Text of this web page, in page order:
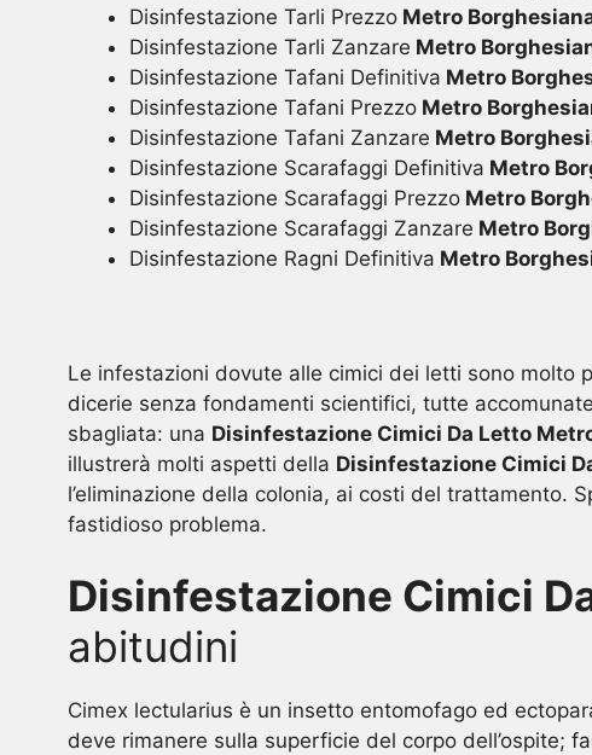
Disinfestazione Tarli Prezzo Metro
Disinfestazione Tarli Zanzare Metro
Disinfestazione Tafani Definitiva Metro
Disinfestazione Tafani Prezzo Metro
Disinfestazione Tafani Zanzare Metro
Disinfestazione Scarafaggi Definitiva Metro
Disinfestazione Scarafaggi Prezzo Metro
Disinfestazione Scarafaggi Zanzare Metro
Disinfestazione Ragni Definitiva Metro
Le infestazioni dovute alle cimici dei letti sono molto
dicerie senza fondamenti scientifici, tutte
sbagliata: una Disinfestazione Cimici Da Letto
illustrerà molti aspetti della Disinfestazione Cimici
l’eliminazione della colonia, ai costi del trattamento.
fastidioso problema.
Disinfestazione Cimici
abitudini
Cimex lectularius è un insetto entomofago ed
deve rimanere sulla superficie del corpo dell’ospite;